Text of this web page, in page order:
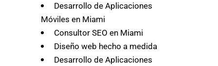
Desarrollo de Aplicaciones
Móviles en Miami
Consultor SEO en Miami
Diseño web hecho a medida
Desarrollo de Aplicaciones